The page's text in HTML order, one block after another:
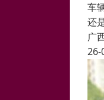
车
还
广
26-